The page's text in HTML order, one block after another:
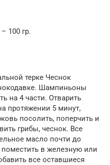
100 гр.
терке Чеснок
Шампиньоны
на 4 части. Отварить
протяжении 5 минут,
посолить, поперчить и
грибы, чеснок. Все
масло почти до
в железную или
все оставшиеся